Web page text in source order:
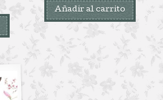
Añadir al carrito